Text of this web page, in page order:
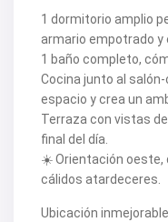
1 dormitorio amplio
armario empotrado y
1 baño completo,
Cocina junto al
espacio y crea un
Terraza con vistas
final del día.
☀️ Orientación oeste,
cálidos atardeceres.
Ubicación